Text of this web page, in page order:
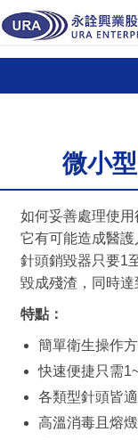
微小
如何妥善處理使用
它有可能造成醫護
針頭銷毀器只要1
毀成殘渣，同時達
特點：
簡單衛生操作
快速便捷只需
各類型針頭皆
高溫消毒且熔